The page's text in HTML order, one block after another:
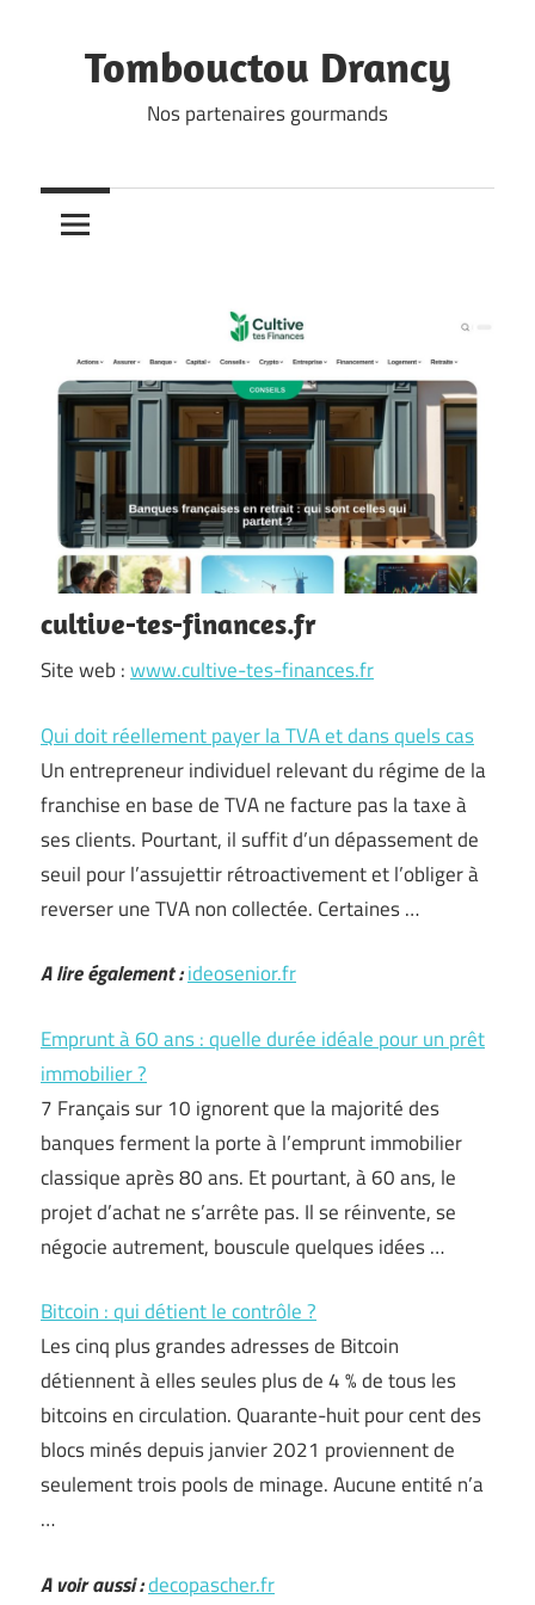
contentTombouctou Drancy
Nos partenaires gourmands
cultive-tes-finances.fr
Site web :www.cultive-tes-finances.fr
Qui doit réellement payer la TVA et dans quels cas
Un entrepreneur individuel relevant du régime de la
franchise en base de TVA ne facture pas la taxe à
ses clients. Pourtant, il suffit d’un dépassement de
seuil pour l’assujettir rétroactivement et l’obliger à
reverser une TVA non collectée. Certaines …
A lire également :ideosenior.fr
Emprunt à 60 ans : quelle durée idéale pour un prêt
immobilier ?
7 Français sur 10 ignorent que la majorité des
banques ferment la porte à l’emprunt immobilier
classique après 80 ans. Et pourtant, à 60 ans, le
projet d’achat ne s’arrête pas. Il se réinvente, se
négocie autrement, bouscule quelques idées …
Bitcoin : qui détient le contrôle ?
Les cinq plus grandes adresses de Bitcoin
détiennent à elles seules plus de 4 % de tous les
bitcoins en circulation. Quarante-huit pour cent des
blocs minés depuis janvier 2021 proviennent de
seulement trois pools de minage. Aucune entité n’a
…
A voir aussi :decopascher.fr